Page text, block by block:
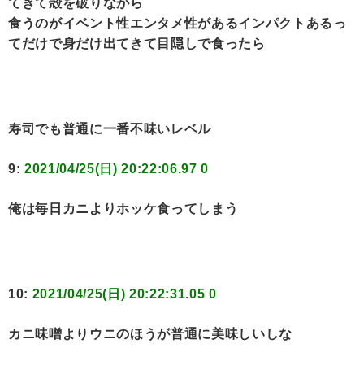
てきて殻を破りながら
食うのがイベント性エンタメ性があるインパクトあるっ
てだけで身だけ出てきて目隠しで食ったら
寿司でも普通に一番不味いレベル
9: 2021/04/25(日) 20:22:06.97 0
俺は毎日カニよりホッケ食ってしまう
10: 2021/04/25(日) 20:22:31.05 0
カニ味噌よりウニのほうが普通に美味しいしな